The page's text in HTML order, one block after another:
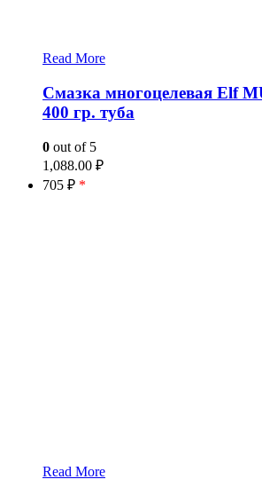
Read More
Смазка многоцелевая Elf
400 гр. туба
0 out of 5
1,088.00 ₽
705 ₽ *
Read More